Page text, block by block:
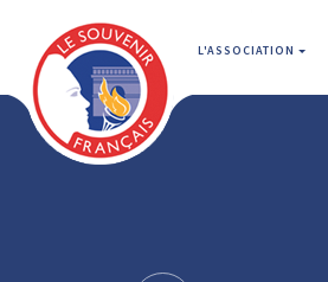
L'ASSOCIATION